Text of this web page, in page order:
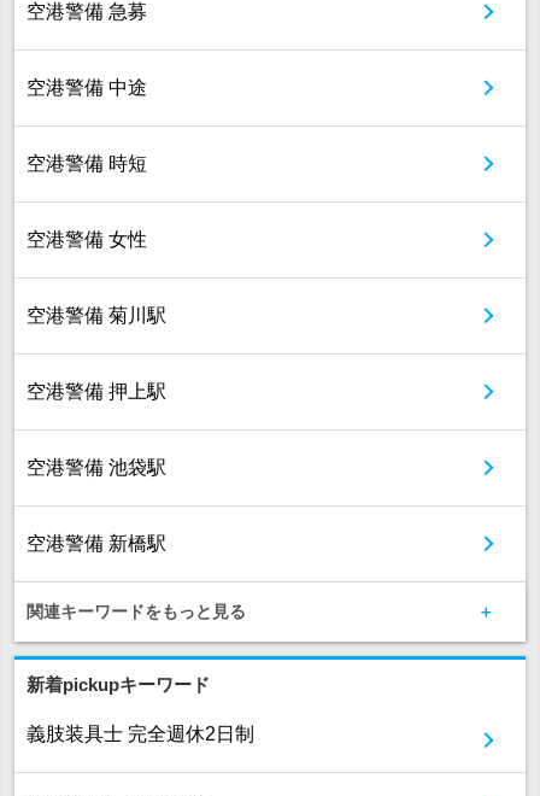
空港警備 急募
空港警備 中途
空港警備 時短
空港警備 女性
空港警備 菊川駅
空港警備 押上駅
空港警備 池袋駅
空港警備 新橋駅
関連キーワードをもっと見る
新着pickupキーワード
義肢装具士 完全週休2日制